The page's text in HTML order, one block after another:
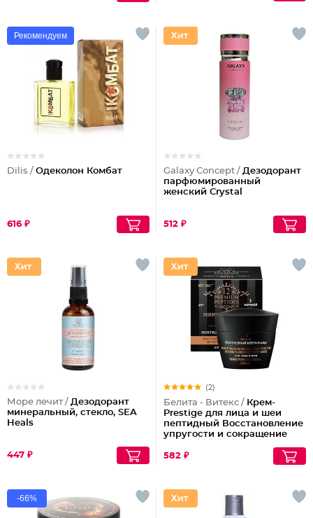
Рекомендуем
Dilis / Одеколон Комбат
616 ₽
Galaxy Concept / Дезодорант
парфюмированный
женский Crystal
512 ₽
Море лечит / Дезодорант
минеральный, стекло, SEA
Heals
447 ₽
(2)
Белита - Витекс / Крем-
Prestige для лица и шеи
пептидный Восстановление
упругости и сокращение
582 ₽
-66%